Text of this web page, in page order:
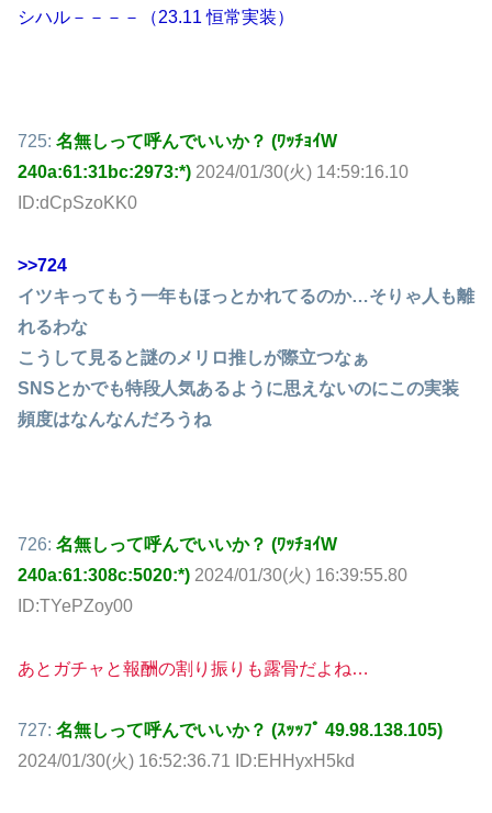
シハル－－－－（23.11 恒常実装）
725: 名無しって呼んでいいか？ (ﾜｯﾁｮｲW
240a:61:31bc:2973:*) 2024/01/30(火) 14:59:16.10
ID:dCpSzoKK0
>>724
イツキってもう一年もほっとかれてるのか…そりゃ人も離
れるわな
こうして見ると謎のメリロ推しが際立つなぁ
SNSとかでも特段人気あるように思えないのにこの実装
頻度はなんなんだろうね
726: 名無しって呼んでいいか？ (ﾜｯﾁｮｲW
240a:61:308c:5020:*) 2024/01/30(火) 16:39:55.80
ID:TYePZoy00
あとガチャと報酬の割り振りも露骨だよね…
727: 名無しって呼んでいいか？ (ｽｯｯﾌﾟ 49.98.138.105)
2024/01/30(火) 16:52:36.71 ID:EHHyxH5kd